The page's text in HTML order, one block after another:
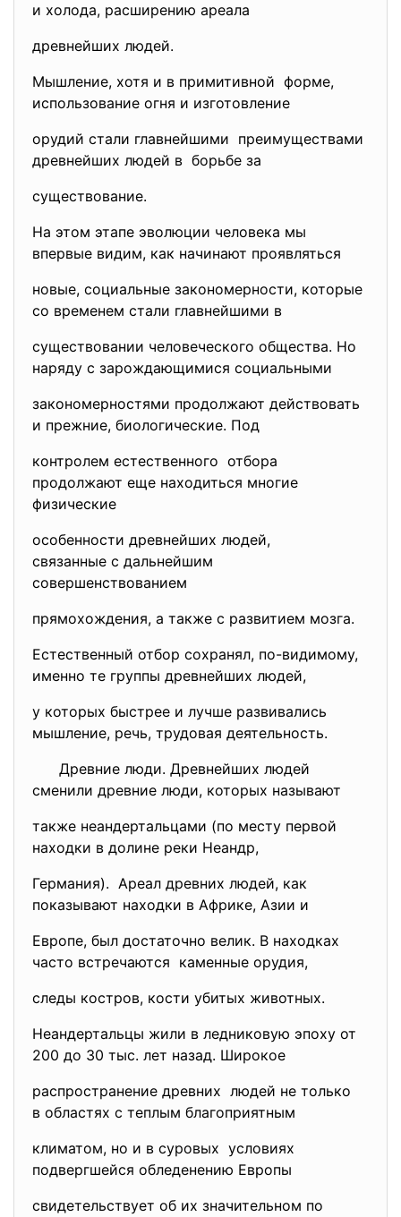
и холода, расширению ареала
древнейших людей.
Мышление, хотя и в примитивной форме,
использование огня и изготовление
орудий стали главнейшими преимуществами
древнейших людей в борьбе за
существование.
На этом этапе эволюции человека мы
впервые видим, как начинают проявляться
новые, социальные закономерности, которые
со временем стали главнейшими в
существовании человеческого общества. Но
наряду с зарождающимися социальными
закономерностями продолжают действовать
и прежние, биологические. Под
контролем естественного отбора
продолжают еще находиться многие
физические
особенности древнейших людей,
связанные с дальнейшим
совершенствованием
прямохождения, а также с развитием мозга.
Естественный отбор сохранял, по-видимому,
именно те группы древнейших людей,
у которых быстрее и лучше развивались
мышление, речь, трудовая деятельность.
Древние люди. Древнейших людей
сменили древние люди, которых называют
также неандертальцами (по месту первой
находки в долине реки Неандр,
Германия). Ареал древних людей, как
показывают находки в Африке, Азии и
Европе, был достаточно велик. В находках
часто встречаются каменные орудия,
следы костров, кости убитых животных.
Неандертальцы жили в ледниковую эпоху от
200 до 30 тыс. лет назад. Широкое
распространение древних людей не только
в областях с теплым благоприятным
климатом, но и в суровых условиях
подвергшейся обледенению Европы
свидетельствует об их значительном по